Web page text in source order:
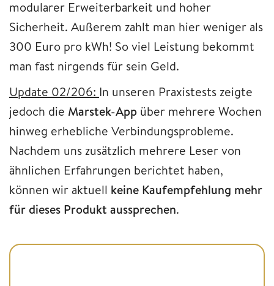
modularer Erweiterbarkeit und hoher
Sicherheit. Außerem zahlt man hier weniger als
300 Euro pro kWh! So viel Leistung bekommt
man fast nirgends für sein Geld.
Update 02/206: In unseren Praxistests zeigte
jedoch die Marstek-App über mehrere Wochen
hinweg erhebliche Verbindungsprobleme.
Nachdem uns zusätzlich mehrere Leser von
ähnlichen Erfahrungen berichtet haben,
können wir aktuell keine Kaufempfehlung mehr
für dieses Produkt aussprechen.